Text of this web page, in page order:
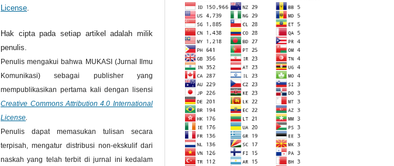
License.
Hak cipta pada setiap artikel adalah milik
penulis.
Penulis mengakui bahwa MUKASI (Jurnal Ilmu
Komunikasi) sebagai publisher yang
mempublikasikan pertama kali dengan lisensi
Creative Commons Attribution 4.0 International
License.
Penulis dapat memasukan tulisan secara
terpisah, mengatur distribusi non-ekskulif dari
naskah yang telah terbit di jurnal ini kedalam